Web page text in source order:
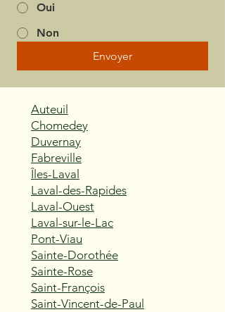
Oui
Non
Envoyer
Auteuil
Chomedey
Duvernay
Fabreville
Îles-Laval
Laval-des-Rapides
Laval-Ouest
Laval-sur-le-Lac
Pont-Viau
Sainte-Dorothée
Sainte-Rose
Saint-François
Saint-Vincent-de-Paul